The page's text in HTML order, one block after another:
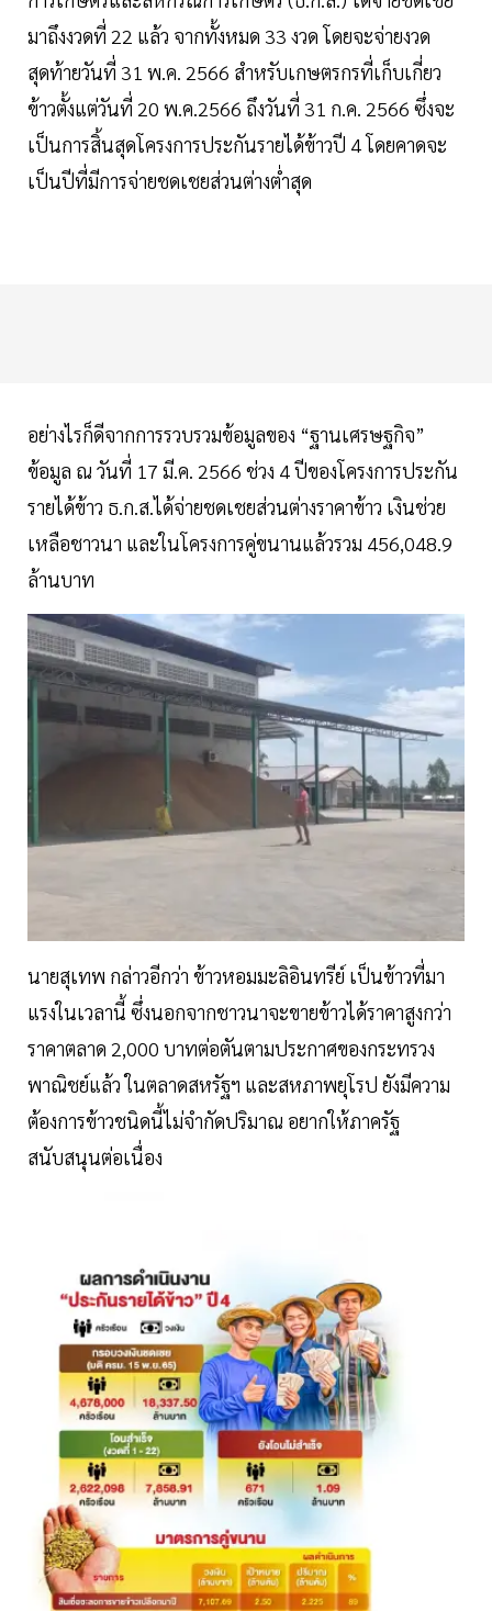
มาถึงงวดที่ 22 แล้ว จากทั้งหมด 33 งวด โดยจะจ่ายงวด
สุดท้ายวันที่ 31 พ.ค. 2566 สำหรับเกษตรกรที่เก็บเกี่ยว
ข้าวตั้งแต่วันที่ 20 พ.ค.2566 ถึงวันที่ 31 ก.ค. 2566 ซึ่งจะ
เป็นการสิ้นสุดโครงการประกันรายได้ข้าวปี 4 โดยคาดจะ
เป็นปีที่มีการจ่ายชดเชยส่วนต่างต่ำสุด
อย่างไรก็ดีจากการรวบรวมข้อมูลของ “ฐานเศรษฐกิจ”
ข้อมูล ณ วันที่ 17 มี.ค. 2566 ช่วง 4 ปีของโครงการประกัน
รายได้ข้าว ธ.ก.ส.ได้จ่ายชดเชยส่วนต่างราคาข้าว เงินช่วย
เหลือชาวนา และในโครงการคู่ขนานแล้วรวม 456,048.9
ล้านบาท
นายสุเทพ กล่าวอีกว่า ข้าวหอมมะลิอินทรีย์ เป็นข้าวที่มา
แรงในเวลานี้ ซึ่งนอกจากชาวนาจะขายข้าวได้ราคาสูงกว่า
ราคาตลาด 2,000 บาทต่อตันตามประกาศของกระทรวง
พาณิชย์แล้ว ในตลาดสหรัฐฯ และสหภาพยุโรป ยังมีความ
ต้องการข้าวชนิดนี้ไม่จำกัดปริมาณ อยากให้ภาครัฐ
สนับสนุนต่อเนื่อง